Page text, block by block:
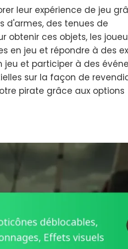
leur expérience de jeu
d'armes, des tenues de
obtenir ces objets, les
en jeu et répondre à des
et participer à des
sur la façon de
pirate grâce aux options